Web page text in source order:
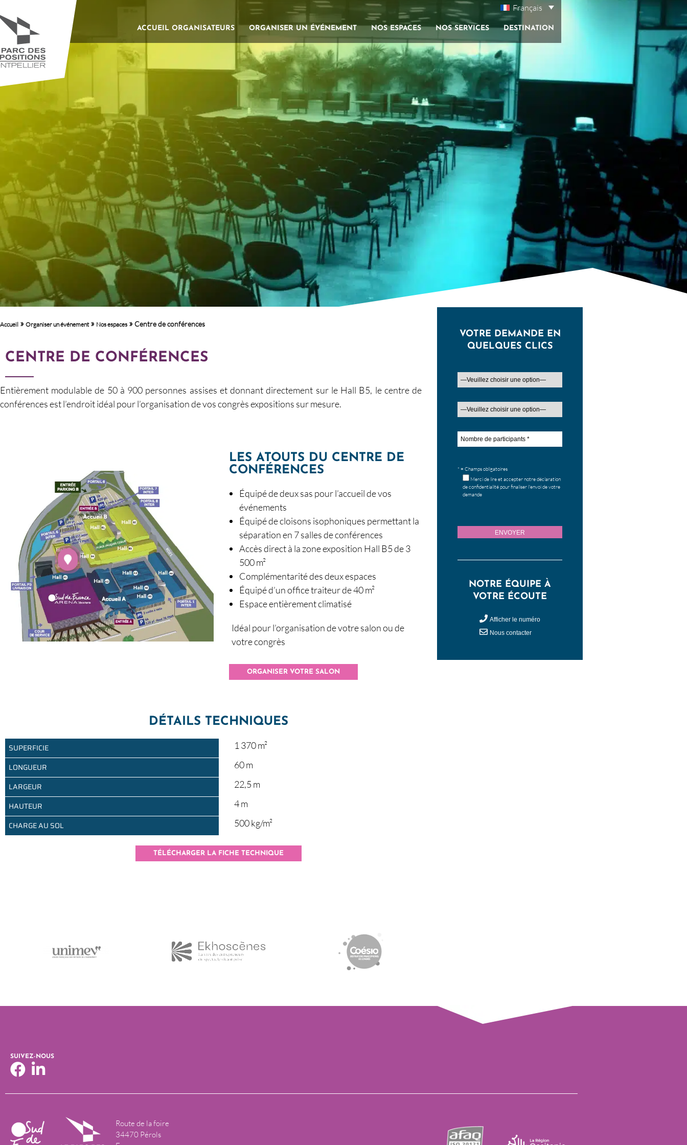
Français
ACCUEIL ORGANISATEURS ORGANISER UN ÉVÉNEMENT NOS ESPACES NOS SERVICES DESTINATION
Accueil » Organiser un événement» Nos espaces » Centre de conférences
VOTRE DEMANDE EN
QUELQUES CLICS
* = Champs obligatoires
Merci de lire et accepter notredéclaration
de confidentialitépour finaliser l'envoi de votre
demande
NOTRE ÉQUIPE À
VOTRE ÉCOUTE
Afficher le numéro
Nous contacter
CENTRE DE CONFÉRENCES
Entièrement modulable de 50 à 900 personnes assises et donnant directement sur le Hall B5, le centre de
conférences est l’endroit idéal pour l’organisation de vos congrès expositions sur mesure.
LES ATOUTS DU CENTRE DE
CONFÉRENCES
Équipé de deux sas pour l’accueil de vos
événements
Équipé de cloisons isophoniques permettant la
séparation en 7 salles de conférences
Accès direct à la zone exposition Hall B5 de 3
500 m²
Complémentarité des deux espaces
Équipé d’un office traiteur de 40 m²
Espace entièrement climatisé
Idéal pour l’organisation de votre salon ou de
votre congrès
ORGANISER VOTRE SALON
DÉTAILS TECHNIQUES
SUPERFICIE
1 370 m²
LONGUEUR
60 m
LARGEUR
22,5 m
HAUTEUR
4 m
CHARGE AU SOL
500 kg/m²
TÉLÉCHARGER LA FICHE TECHNIQUE
SUIVEZ-NOUS
Route de la foire
34470 Pérols